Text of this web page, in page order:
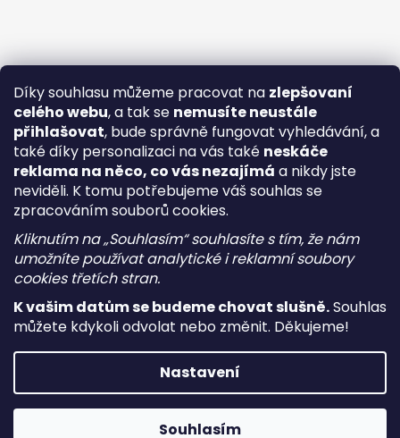
Díky souhlasu můžeme pracovat na zlepšovaní
celého webu, a tak se nemusíte neustále
přihlašovat, bude správně fungovat vyhledávání, a
také díky personalizaci na vás také neskáče
reklama na něco, co vás nezajímá a nikdy jste
neviděli. K tomu potřebujeme váš souhlas se
zpracováním souborů cookies.
Kliknutím na „Souhlasím“ souhlasíte s tím, že nám
umožníte používat analytické i reklamní soubory
cookies třetích stran.
K vašim datům se budeme chovat slušně.Souhlas
můžete kdykoli odvolat nebo změnit. Děkujeme!
Nastavení
Souhlasím
Vytvořil Shoptet
Copyright 2026i-vape. Všechna práva vyhrazena.Upravit
nastavení cookies